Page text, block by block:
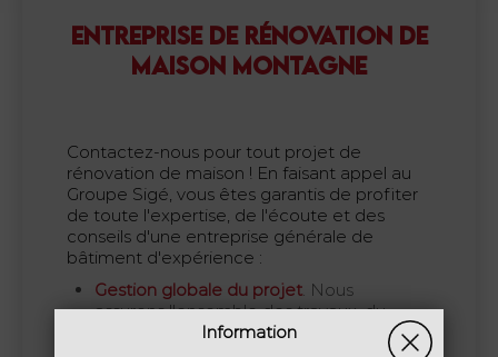
Information
ENTREPRISE DE RÉNOVATION DE
MAISON MONTAGNE
Contactez-nous pour tout projet de
rénovation de maison ! En faisant appel au
Groupe Sigé, vous êtes garantis de profiter
de toute l'expertise, de l'écoute et des
conseils d'une entreprise générale de
bâtiment d'expérience :
Gestion globale du projet. Nous
assurons l'ensemble des travaux, du
début jusqu'à la fin. Ceci implique la